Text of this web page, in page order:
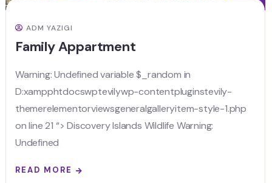
ADM YAZIGI
Family Appartment
Warning: Undefined variable $_random in
D:xampphtdocswptevilywp-contentpluginstevily-
themerelementorviewsgeneralgalleryitem-style-1.php
on line 21 “> Discovery Islands Wildlife Warning:
Undefined
READ MORE